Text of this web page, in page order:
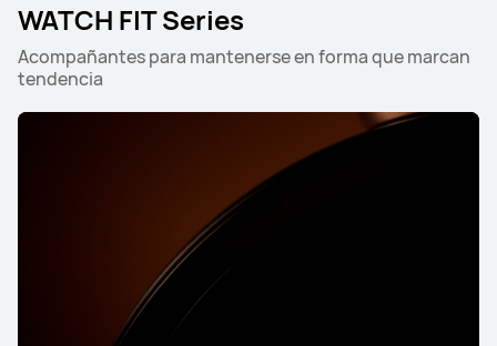
WATCH FIT Series
Acompañantes para mantenerse en forma que marcan
tendencia
$ 1.699.900
Conoce más